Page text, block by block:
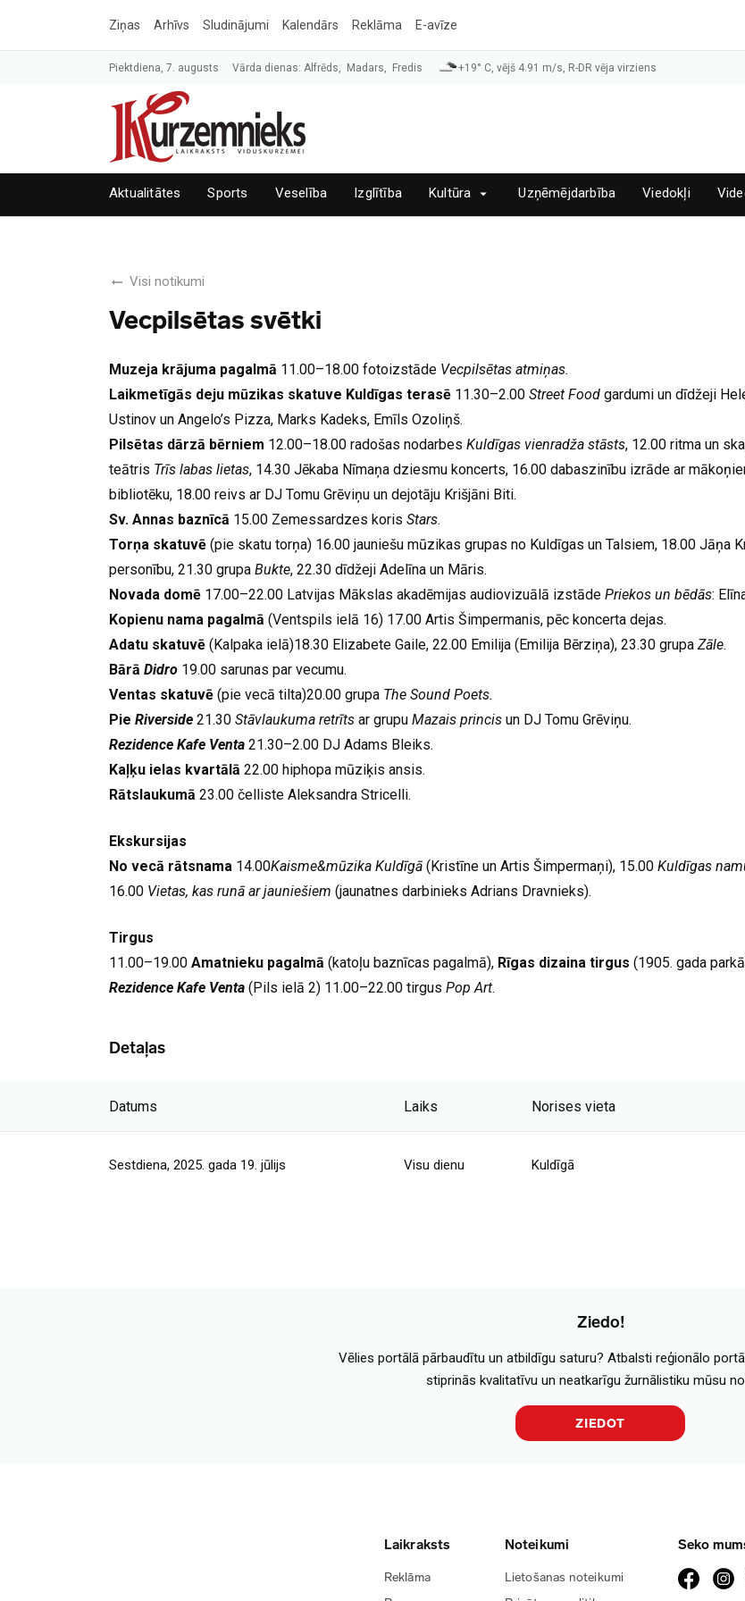
Ziņas Arhīvs Sludinājumi Kalendārs Reklāma E-avīze
Piektdiena, 7. augusts Vārda dienas: Alfrēds, Madars, Fredis +19° C, vējš 4.91 m/s, R-DR vēja virziens
Aktualitātes Sports Veselība Izglītība Kultūra Uzņēmējdarbība Viedokļi
Visi notikumi
Vecpilsētas svētki
Muzeja krājuma pagalmā 11.00–18.00 fotoizstāde Vecpilsētas atmiņas.
Laikmetīgās deju mūzikas skatuve Kuldīgas terasē 11.30–2.00 Street Food gardumi un dīdžeji
Ustinov un Angelo’s Pizza, Marks Kadeks, Emīls Ozoliņš.
Pilsētas dārzā bērniem 12.00–18.00 radošas nodarbes Kuldīgas vienradža stāsts, 12.00 ritma un
teātris Trīs labas lietas, 14.30 Jēkaba Nīmaņa dziesmu koncerts, 16.00 dabaszinību izrāde ar
bibliotēku, 18.00 reivs ar DJ Tomu Grēviņu un dejotāju Krišjāni Biti.
Sv. Annas baznīcā 15.00 Zemessardzes koris Stars.
Torņa skatuvē (pie skatu torņa) 16.00 jauniešu mūzikas grupas no Kuldīgas un Talsiem, 18.00 Jāņa
personību, 21.30 grupa Bukte, 22.30 dīdžeji Adelīna un Māris.
Novada domē 17.00–22.00 Latvijas Mākslas akadēmijas audiovizuālā izstāde Priekos un bēdās:
Kopienu nama pagalmā (Ventspils ielā 16) 17.00 Artis Šimpermanis, pēc koncerta dejas.
Adatu skatuvē (Kalpaka ielā)18.30 Elizabete Gaile, 22.00 Emilija (Emilija Bērziņa), 23.30 grupa Zāle.
Bārā Didro 19.00 sarunas par vecumu.
Ventas skatuvē (pie vecā tilta)20.00 grupa The Sound Poets.
Pie Riverside 21.30 Stāvlaukuma retrīts ar grupu Mazais princis un DJ Tomu Grēviņu.
Rezidence Kafe Venta 21.30–2.00 DJ Adams Bleiks.
Kaļķu ielas kvartālā 22.00 hiphopa mūziķis ansis.
Rātslaukumā 23.00 čelliste Aleksandra Stricelli.
Ekskursijas
No vecā rātsnama 14.00Kaisme&mūzika Kuldīgā (Kristīne un Artis Šimpermaņi), 15.00 Kuldīgas
16.00 Vietas, kas runā ar jauniešiem (jaunatnes darbinieks Adrians Dravnieks).
Tirgus
11.00–19.00 Amatnieku pagalmā (katoļu baznīcas pagalmā), Rīgas dizaina tirgus (1905. gada
Rezidence Kafe Venta (Pils ielā 2) 11.00–22.00 tirgus Pop Art.
Detaļas
Datums Laiks Norises vieta
Sestdiena, 2025. gada 19. jūlijs Visu dienu Kuldīgā
Ziedo!
Vēlies portālā pārbaudītu un atbildīgu saturu? Atbalsti reģionālo
stiprinās kvalitatīvu un neatkarīgu žurnālistiku mūsu
ZIEDOT
Laikraksts
Reklāma
Noteikumi
Lietošanas noteikumi
Seko